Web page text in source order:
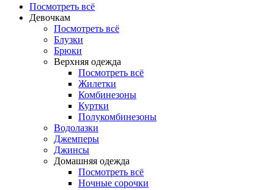
Посмотреть всё
Девочкам
Посмотреть всё
Блузки
Брюки
Верхняя одежда
Посмотреть всё
Жилетки
Комбинезоны
Куртки
Полукомбинезоны
Водолазки
Джемперы
Джинсы
Домашняя одежда
Посмотреть всё
Ночные сорочки